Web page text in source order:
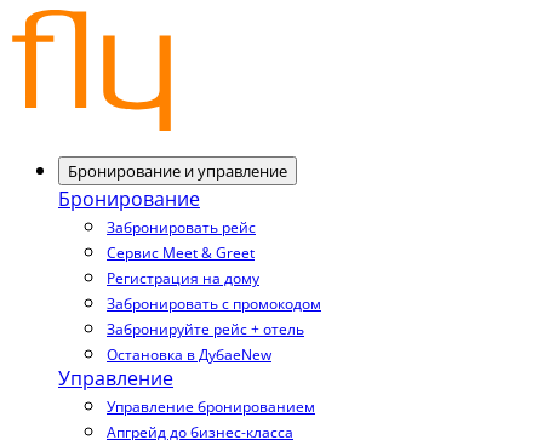
Бронирование и управление
Бронирование
Забронировать рейс
Сервис Meet & Greet
Регистрация на дому
Забронировать с промокодом
Забронируйте рейс + отель
Остановка в ДубаеNew
Управление
Управление бронированием
Апгрейд до бизнес-класса